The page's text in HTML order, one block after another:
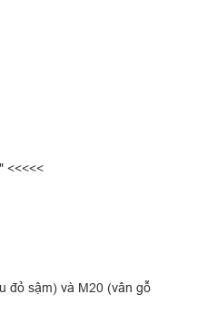
<<<<<
đỏ sậm) và M20 (vân gỗ